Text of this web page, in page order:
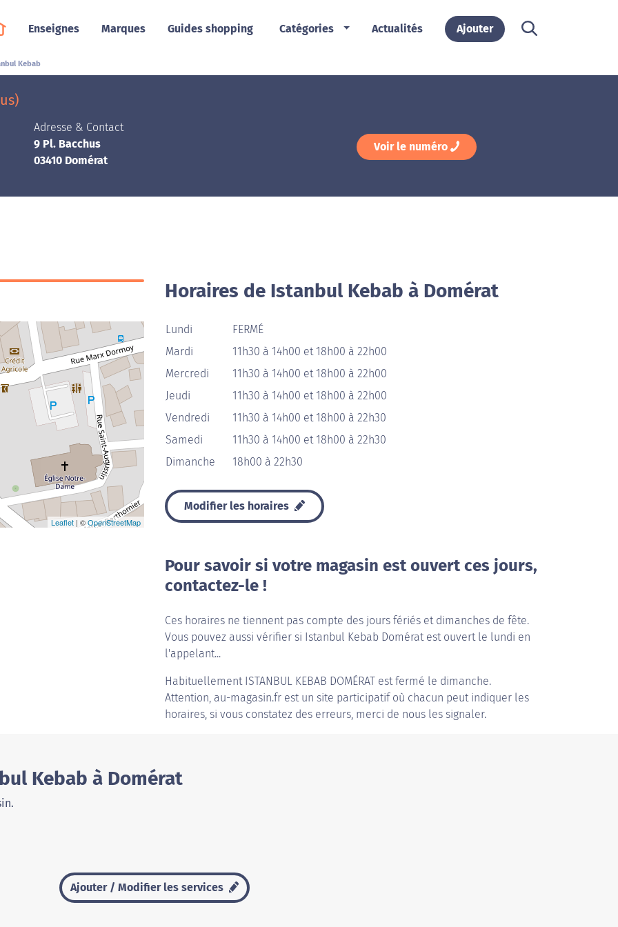
Enseignes Marques Guides shopping Catégories Actualités Ajouter
Kebab
Adresse & Contact
9 Pl. Bacchus
03410 Domérat
Voir le numéro
Leaflet | ©OpenStreetMap
Horaires de Istanbul Kebab à Domérat
Lundi
FERMÉ
Mardi
11h30 à 14h00 et 18h00 à 22h00
Mercredi
11h30 à 14h00 et 18h00 à 22h00
Jeudi
11h30 à 14h00 et 18h00 à 22h00
Vendredi
11h30 à 14h00 et 18h00 à 22h30
Samedi
11h30 à 14h00 et 18h00 à 22h30
Dimanche
18h00 à 22h30
Modifier les horaires
Pour savoir si votre magasin est ouvert ces jours,
contactez-le !
Ces horaires ne tiennent pas compte des jours fériés et dimanches de fête.
Vous pouvez aussi vérifier si Istanbul Kebab Domérat est ouvert le lundi en
l'appelant...
Habituellement ISTANBUL KEBAB DOMÉRAT est fermé le dimanche.
Attention, au-magasin.fr est un site participatif où chacun peut indiquer les
horaires, si vous constatez des erreurs, merci de nous les signaler.
Kebab à Domérat
Ajouter / Modifier les services